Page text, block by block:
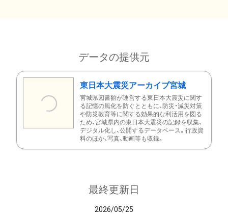
データの提供元
東日本大震災アーカイブ宮城
宮城県図書館が運営する東日本大震災に関す
る記憶の風化を防ぐとともに、防災・減災対策
や防災教育等に関する効果的な利活用を図る
ため、宮城県内の東日本大震災の記録を収集、
デジタル化し、公開するデータベース。行政資
料のほか、写真、動画等も収録。
最終更新日
2026/05/25